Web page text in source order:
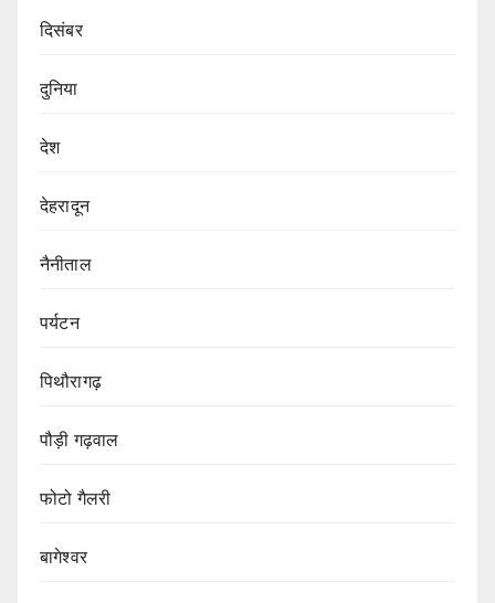
दिसंबर
दुनिया
देश
देहरादून
नैनीताल
पर्यटन
पिथौरागढ़
पौड़ी गढ़वाल
फोटो गैलरी
बागेश्वर